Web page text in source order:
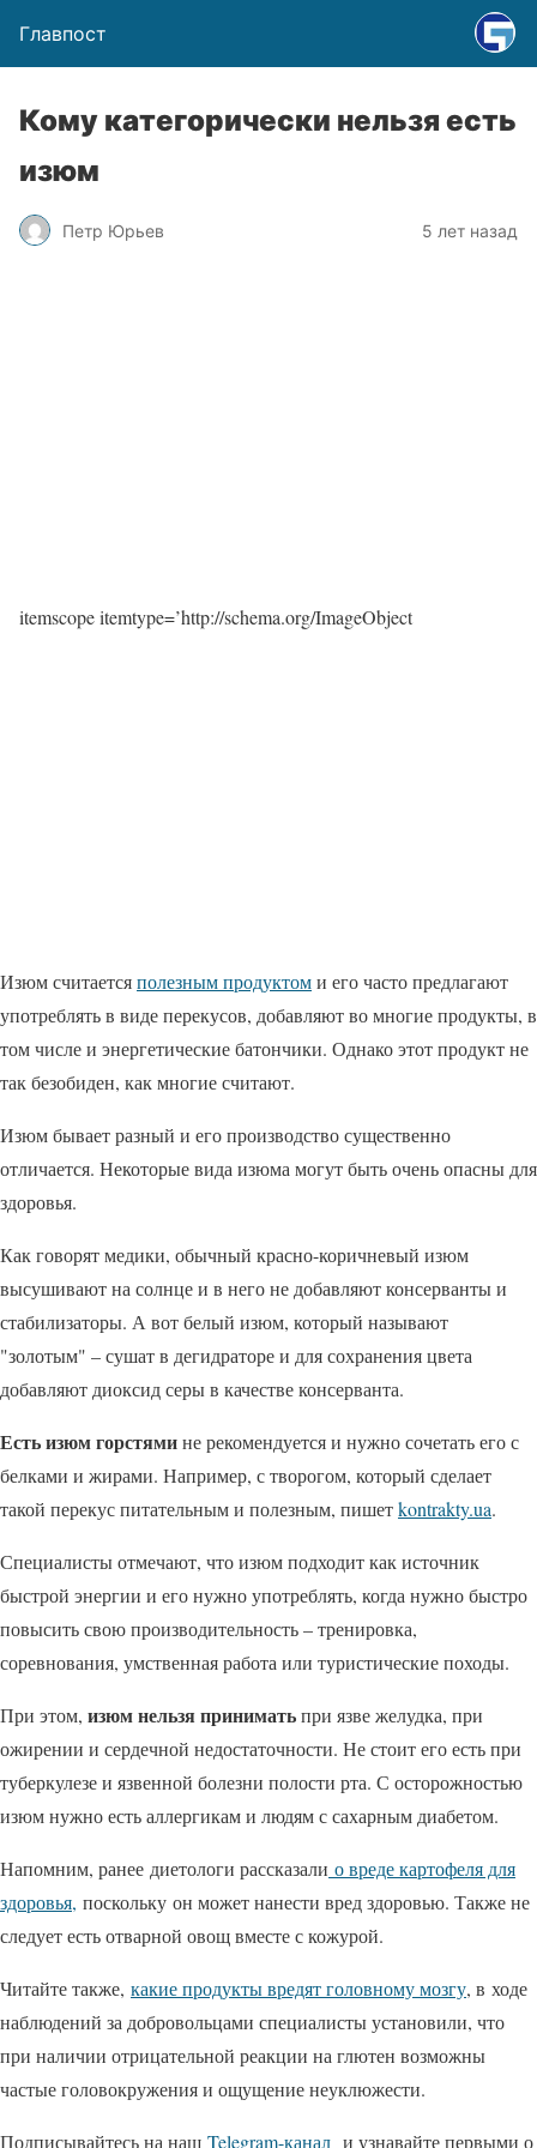
Главпост
Кому категорически нельзя есть
изюм
Петр Юрьев 5 лет назад
itemscope itemtype=’http://schema.org/ImageObject
Изюм считаетсяполезным продуктоми его часто предлагают
употреблять в виде перекусов, добавляют во многие продукты, в
том числе и энергетические батончики. Однако этот продукт не
так безобиден, как многие считают.
Изюм бывает разный и его производство существенно
отличается. Некоторые вида изюма могут быть очень опасны для
здоровья.
Как говорят медики, обычный красно-коричневый изюм
высушивают на солнце и в него не добавляют консерванты и
стабилизаторы. А вот белый изюм, который называют
"золотым" – сушат в дегидраторе и для сохранения цвета
добавляют диоксид серы в качестве консерванта.
Есть изюм горстямине рекомендуется и нужно сочетать его с
белками и жирами. Например, с творогом, который сделает
такой перекус питательным и полезным, пишетkontrakty.ua.
Специалисты отмечают, что изюм подходит как источник
быстрой энергии и его нужно употреблять, когда нужно быстро
повысить свою производительность – тренировка,
соревнования, умственная работа или туристические походы.
При этом, изюм нельзя приниматьпри язве желудка, при
ожирении и сердечной недостаточности. Не стоит его есть при
туберкулезе и язвенной болезни полости рта. С осторожностью
изюм нужно есть аллергикам и людям с сахарным диабетом.
Напомним, ранее диетологи рассказали о вреде картофеля для
здоровья, поскольку он может нанести вред здоровью. Также не
следует есть отварной овощ вместе с кожурой.
Читайте также, какие продукты вредят головному мозгу, в ходе
наблюдений за добровольцами специалисты установили, что
при наличии отрицательной реакции на глютен возможны
частые головокружения и ощущение неуклюжести.
Подписывайтесь на наш Telegram-канал и узнавайте первыми о